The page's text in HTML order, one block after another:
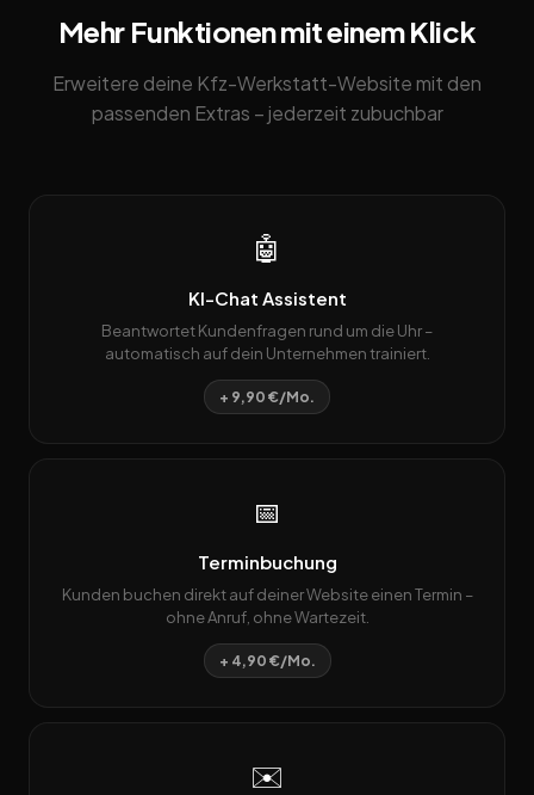
Mehr Funktionen mit einem Klick
Erweitere deine Kfz-Werkstatt-Website mit den
passenden Extras – jederzeit zubuchbar
🤖
KI-Chat Assistent
Beantwortet Kundenfragen rund um die Uhr –
automatisch auf dein Unternehmen trainiert.
+ 9,90 €/Mo.
📅
Terminbuchung
Kunden buchen direkt auf deiner Website einen Termin –
ohne Anruf, ohne Wartezeit.
+ 4,90 €/Mo.
✉️